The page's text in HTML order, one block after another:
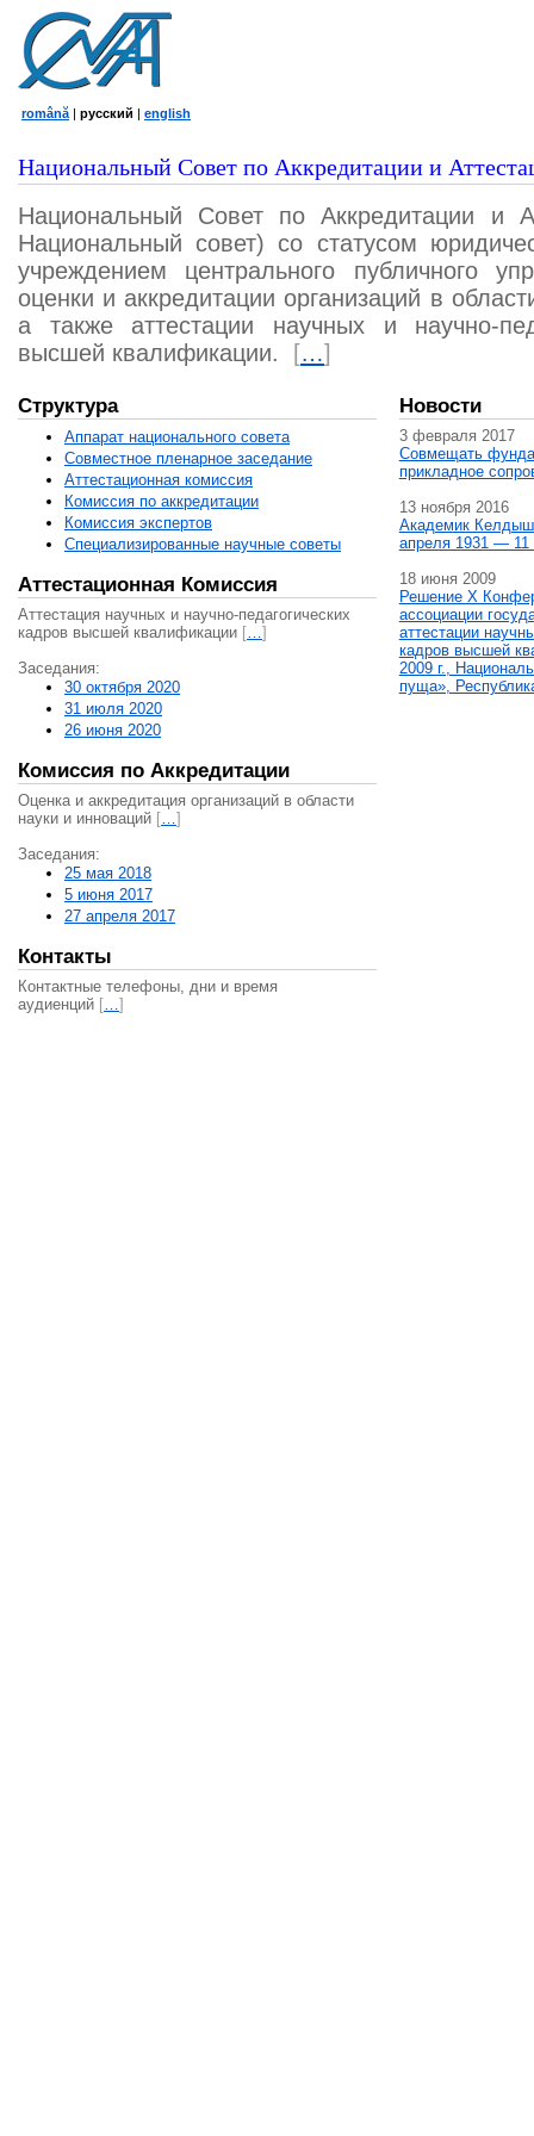
română | русский | english
Национальный Совет по Аккредитации и
Национальный Совет по Аккредитации и
Национальный совет) со статусом
учреждением центрального публичного
оценки и аккредитации организаций в
а также аттестации научных и научно-
высшей квалификации.
[…]
Структура
Аппарат национального совета
Совместное пленарное заседание
Аттестационная комисcия
Комиссия по аккредитации
Комиссия экспертов
Специализированные научные советы
Аттестационная Комиссия
Аттестация научных и научно-педагогических
кадров высшей квалификации […]
Заседания:
30 октября 2020
31 июля 2020
26 июня 2020
Комиссия по Аккредитации
Оценка и аккредитация организаций в области
науки и инноваций […]
Заседания:
25 мая 2018
5 июня 2017
27 апреля 2017
Контакты
Контактные телефоны, дни и время
аудиенций […]
Новости
3 февраля 2017
Совмещать
прикладное
13 ноября 2016
Академик
апреля 1931 — 11
18 июня 2009
Решение X
ассоциации
аттестации
кадров высшей
2009 г.,
пуща»,